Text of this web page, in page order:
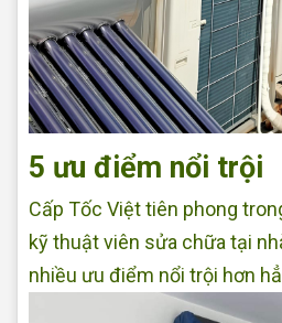
5 ưu điểm nổi trội
Cấp Tốc Việt tiên phong
kỹ thuật viên sửa chữa tại
nhiều ưu điểm nổi trội hơn